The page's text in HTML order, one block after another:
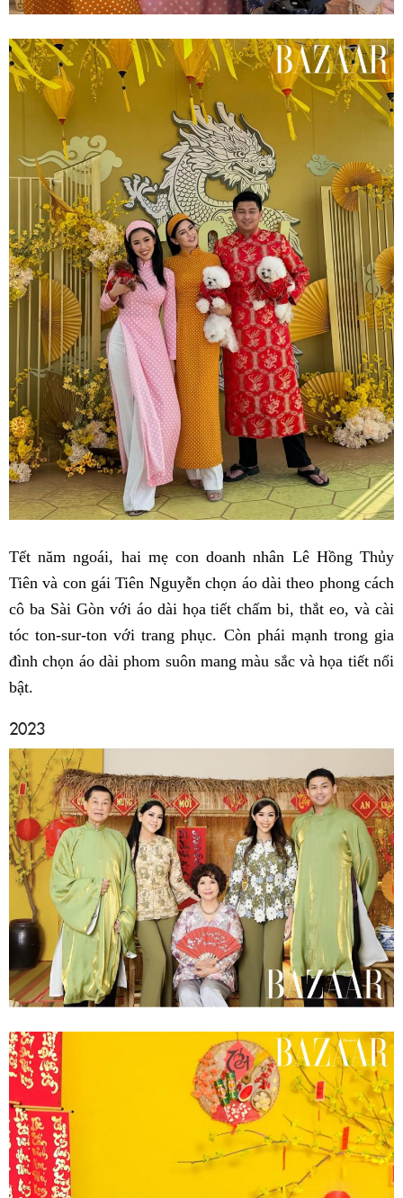
Tết năm ngoái, hai mẹ con doanh nhân Lê Hồng Thủy
Tiên và con gái Tiên Nguyễn chọn áo dài theo phong cách
cô ba Sài Gòn với áo dài họa tiết chấm bi, thắt eo, và cài
tóc ton-sur-ton với trang phục. Còn phái mạnh trong gia
đình chọn áo dài phom suôn mang màu sắc và họa tiết nổi
bật.
2023